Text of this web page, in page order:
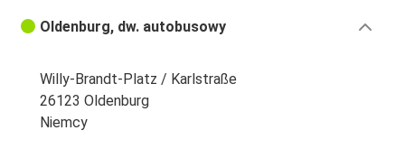
Oldenburg, dw. autobusowy
Willy-Brandt-Platz / Karlstraße
26123 Oldenburg
Niemcy